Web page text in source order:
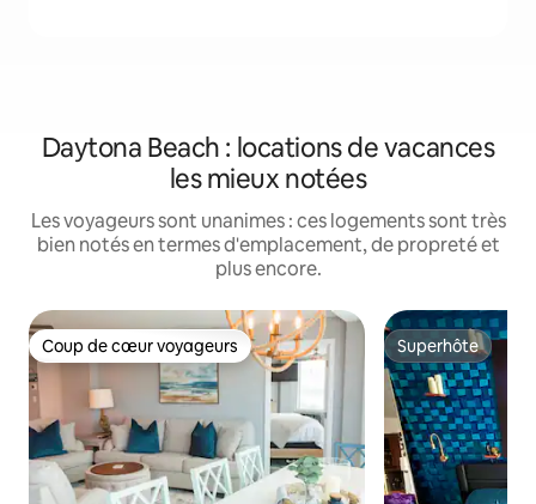
Daytona Beach : locations de vacances
les mieux notées
Les voyageurs sont unanimes : ces logements sont très
bien notés en termes d'emplacement, de propreté et
plus encore.
Coup de cœur voyageurs
Coup de cœur voyageurs Superhôte
Superhôte